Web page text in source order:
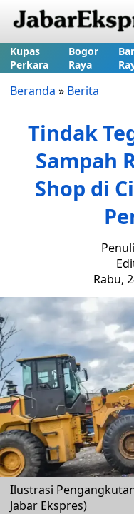
Kupas
Perkara
Bogor
Raya
Beranda » Berita
Tindak
Sampah
Shop di
Rabu,
Ilustrasi
Jabar Ekspres)